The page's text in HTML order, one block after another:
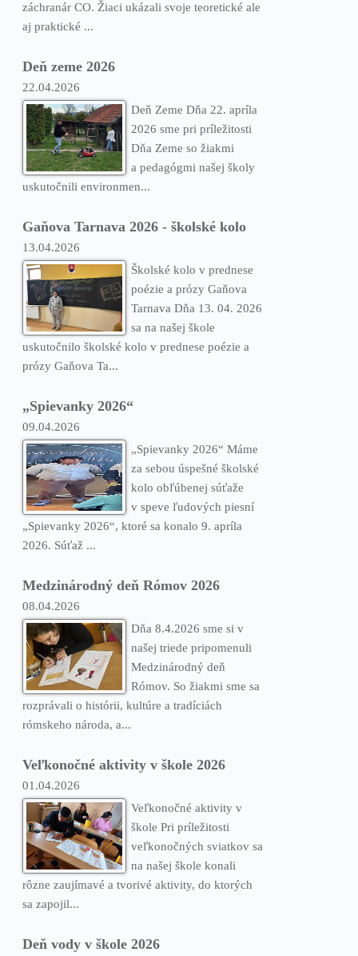
záchranár CO. Žiaci ukázali svoje teoretické ale
aj praktické ...
Deň zeme 2026
22.04.2026
Deň Zeme Dňa 22. apríla
2026 sme pri príležitosti
Dňa Zeme so žiakmi
a pedagógmi našej školy
uskutočnili environmen...
Gaňova Tarnava 2026 - školské kolo
13.04.2026
Školské kolo v prednese
poézie a prózy Gaňova
Tarnava Dňa 13. 04. 2026
sa na našej škole
uskutočnilo školské kolo v prednese poézie a
prózy Gaňova Ta...
„Spievanky 2026“
09.04.2026
„Spievanky 2026“ Máme
za sebou úspešné školské
kolo obľúbenej súťaže
v speve ľudových piesní
„Spievanky 2026“, ktoré sa konalo 9. apríla
2026. Súťaž ...
Medzinárodný deň Rómov 2026
08.04.2026
Dňa 8.4.2026 sme si v
našej triede pripomenuli
Medzinárodný deň
Rómov. So žiakmi sme sa
rozprávali o histórii, kultúre a tradíciách
rómskeho národa, a...
Veľkonočné aktivity v škole 2026
01.04.2026
Veľkonočné aktivity v
škole Pri príležitosti
veľkonočných sviatkov sa
na našej škole konali
rôzne zaujímavé a tvorivé aktivity, do ktorých
sa zapojil...
Deň vody v škole 2026